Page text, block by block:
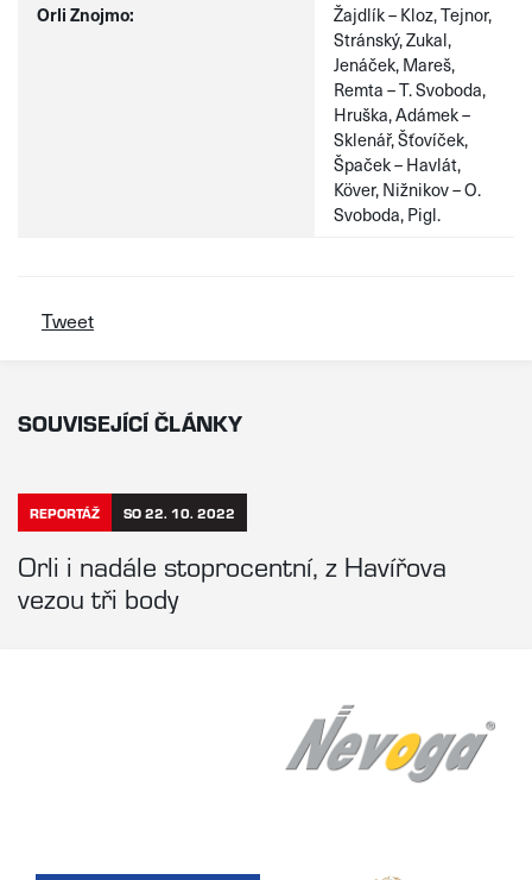
Orli Znojmo:
Žajdlík – Kloz, Tejnor,
Stránský, Zukal,
Jenáček, Mareš,
Remta – T. Svoboda,
Hruška, Adámek –
Sklenář, Šťovíček,
Špaček – Havlát,
Köver, Nižnikov – O.
Svoboda, Pigl.
Tweet
SOUVISEJÍCÍ ČLÁNKY
REPORTÁŽ SO 22. 10. 2022
Orli i nadále stoprocentní, z Havířova
vezou tři body